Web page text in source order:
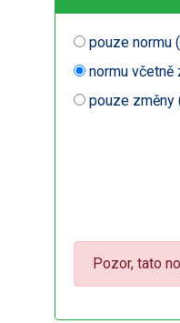
pouze normu
normu včetně
pouze změny
Pozor, tato